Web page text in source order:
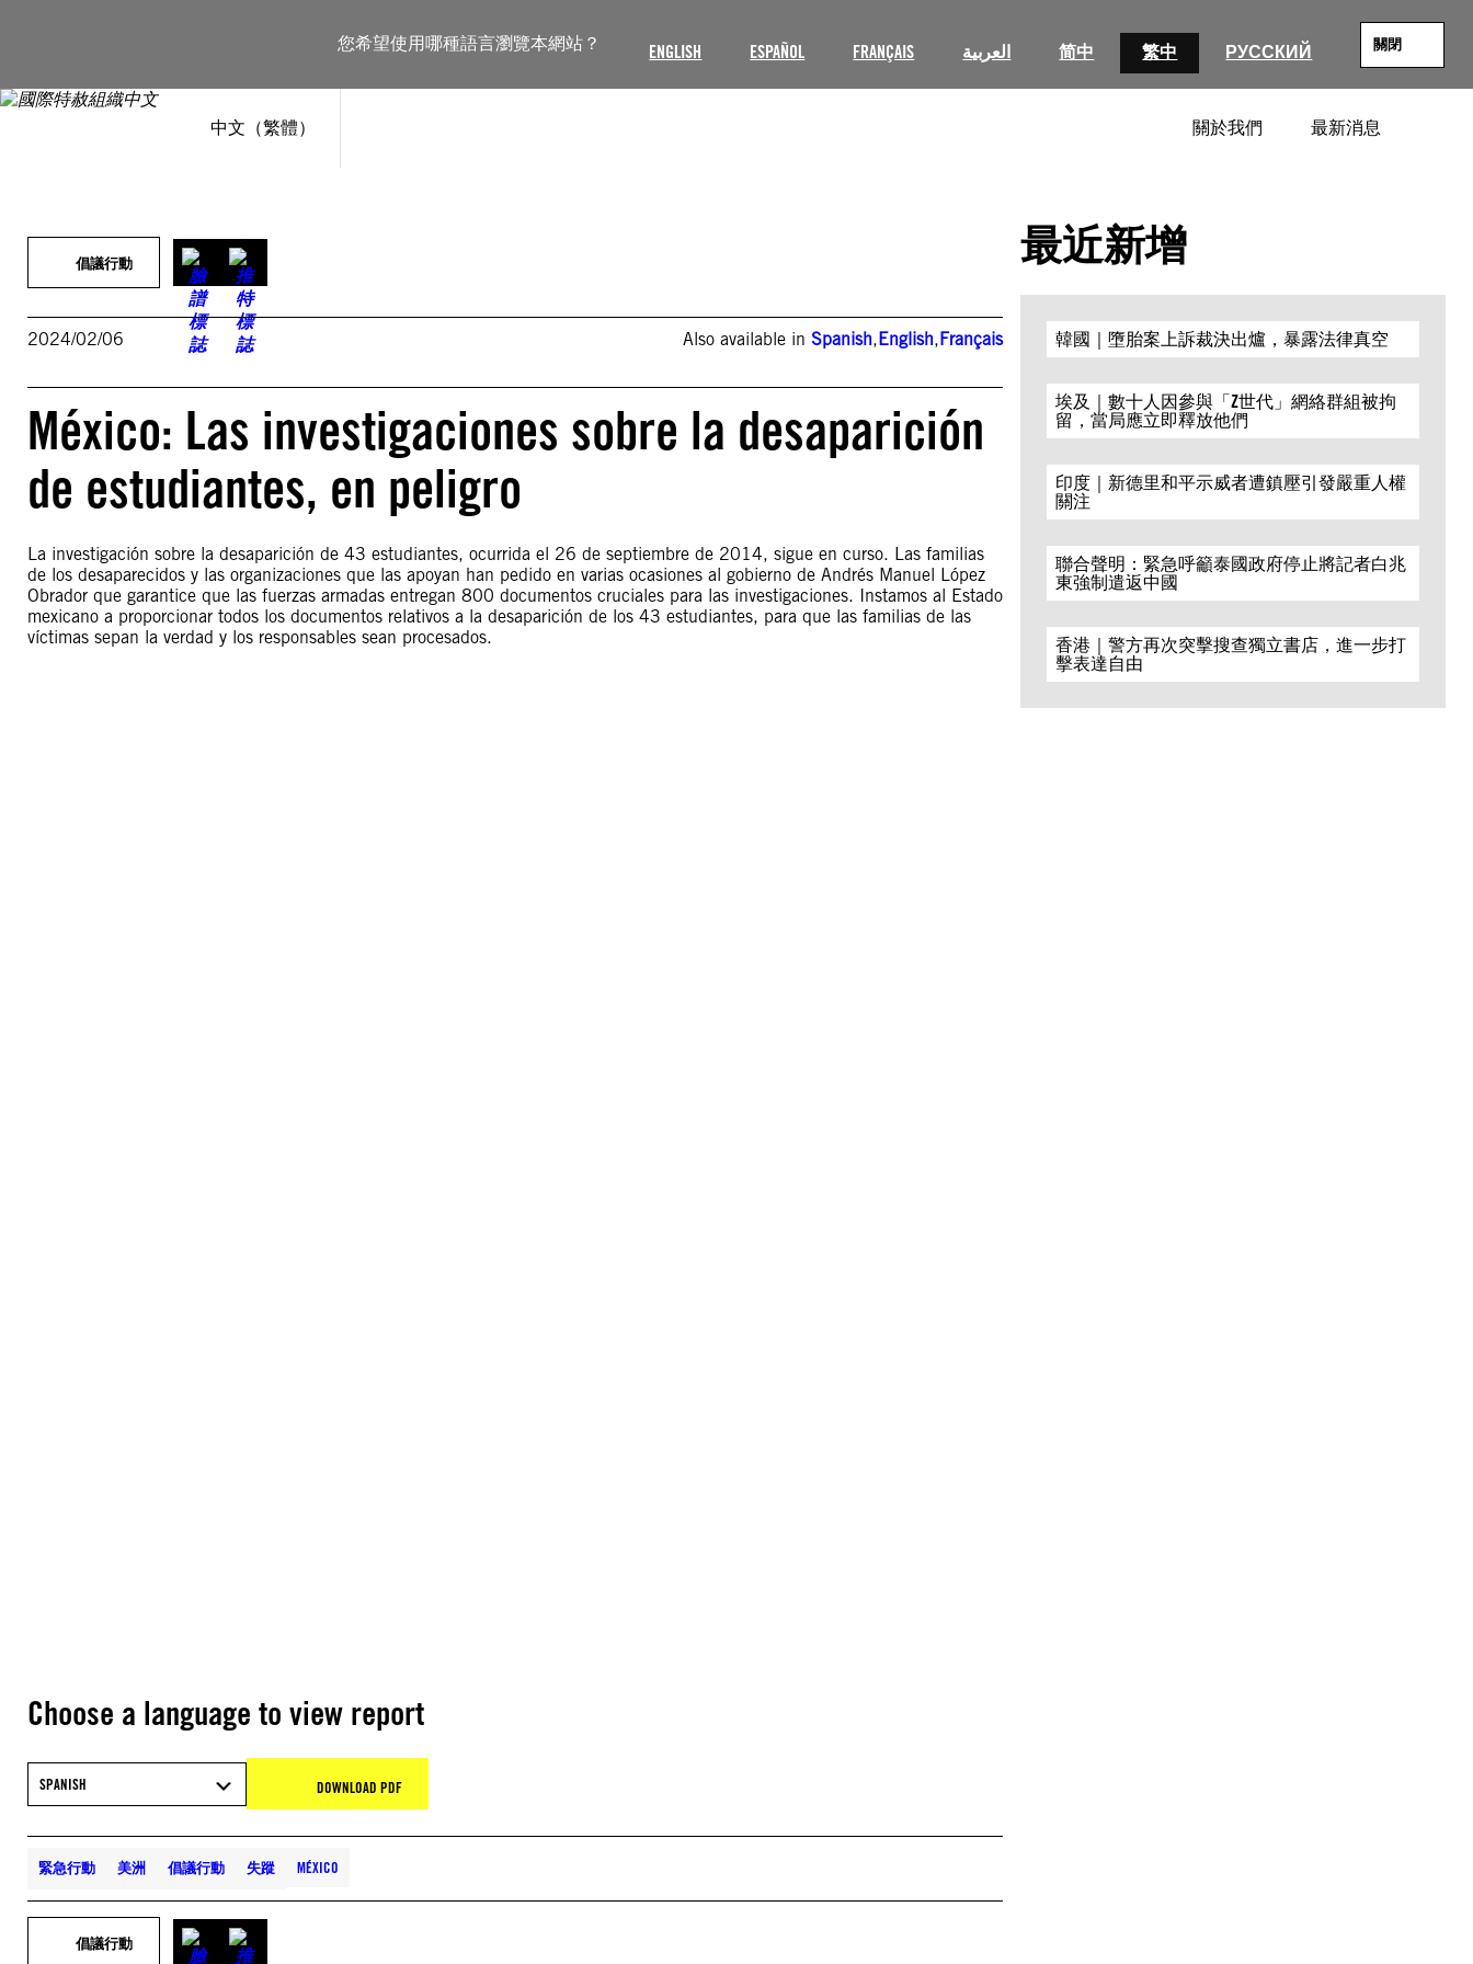
您希望使用哪種語言瀏覽本網站？ ENGLISH ESPAÑOL FRANÇAIS العربية 简中 繁中 РУССКИЙ 關閉
中文（繁體） 關於我們 最新消息
內
倡議行動
2024/02/06 Also available inSpanish,English,Français
México: Las investigaciones sobre la desaparición
de estudiantes, en peligro
La investigación sobre la desaparición de 43 estudiantes, ocurrida el 26 de septiembre de 2014, sigue en curso. Las familias
de los desaparecidos y las organizaciones que las apoyan han pedido en varias ocasiones al gobierno de Andrés Manuel López
Obrador que garantice que las fuerzas armadas entregan 800 documentos cruciales para las investigaciones. Instamos al Estado
mexicano a proporcionar todos los documentos relativos a la desaparición de los 43 estudiantes, para que las familias de las
víctimas sepan la verdad y los responsables sean procesados.
Choose a language to view report
SPANISH DOWNLOAD PDF
緊急行動 美洲 倡議行動 失蹤 MÉXICO
倡議行動
最近新增
韓國｜墮胎案上訴裁決出爐，暴露法律真空
埃及｜數十人因參與「Z世代」網絡群組被拘
留，當局應立即釋放他們
印度｜新德里和平示威者遭鎮壓引發嚴重人權
關注
聯合聲明：緊急呼籲泰國政府停止將記者白兆
東強制遣返中國
香港｜警方再次突擊搜查獨立書店，進一步打
擊表達自由